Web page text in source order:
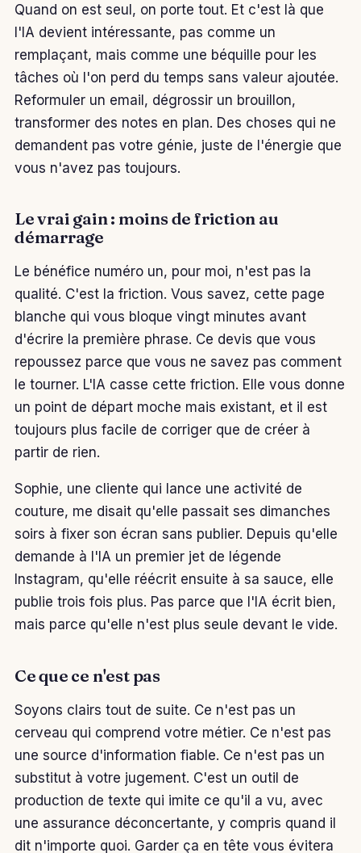
Quand on est seul, on porte tout. Et c'est là que
l'IA devient intéressante, pas comme un
remplaçant, mais comme une béquille pour les
tâches où l'on perd du temps sans valeur ajoutée.
Reformuler un email, dégrossir un brouillon,
transformer des notes en plan. Des choses qui ne
demandent pas votre génie, juste de l'énergie que
vous n'avez pas toujours.
Le vrai gain : moins de friction au
démarrage
Le bénéfice numéro un, pour moi, n'est pas la
qualité. C'est la friction. Vous savez, cette page
blanche qui vous bloque vingt minutes avant
d'écrire la première phrase. Ce devis que vous
repoussez parce que vous ne savez pas comment
le tourner. L'IA casse cette friction. Elle vous donne
un point de départ moche mais existant, et il est
toujours plus facile de corriger que de créer à
partir de rien.
Sophie, une cliente qui lance une activité de
couture, me disait qu'elle passait ses dimanches
soirs à fixer son écran sans publier. Depuis qu'elle
demande à l'IA un premier jet de légende
Instagram, qu'elle réécrit ensuite à sa sauce, elle
publie trois fois plus. Pas parce que l'IA écrit bien,
mais parce qu'elle n'est plus seule devant le vide.
Ce que ce n'est pas
Soyons clairs tout de suite. Ce n'est pas un
cerveau qui comprend votre métier. Ce n'est pas
une source d'information fiable. Ce n'est pas un
substitut à votre jugement. C'est un outil de
production de texte qui imite ce qu'il a vu, avec
une assurance déconcertante, y compris quand il
dit n'importe quoi. Garder ça en tête vous évitera